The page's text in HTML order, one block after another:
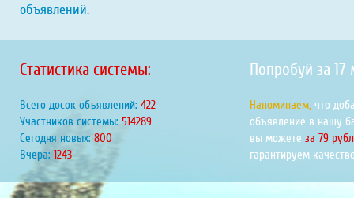
объявлений.
Статистика системы:
Всего досок объявлений: 462
Участников системы: 563424
Сегодня новых: 877
Вчера: 1361
Попробуй за 17
Напоминаем, что
объявление в нашу
вы можете за 79
гарантируем